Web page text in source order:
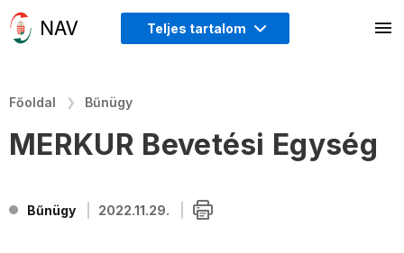
Teljes tartalom
Főoldal Bűnügy
MERKUR Bevetési Egység
Bűnügy 2022.11.29.